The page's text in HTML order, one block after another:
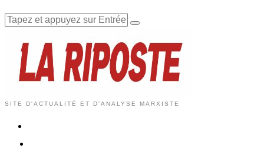
SITE D'ACTUALITÉ ET D'ANALYSE MARXISTE